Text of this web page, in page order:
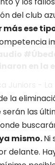
del club
más ese
la
serán las
mismo.Ni
delante.